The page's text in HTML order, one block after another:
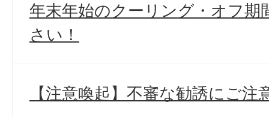
年末年始のクーリング・オフ期
さい！
【注意喚起】不審な勧誘にご注